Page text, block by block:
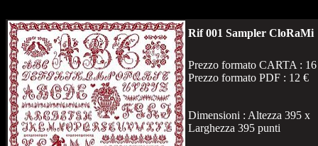
Rif 001 Sampler CloRaMi
Prezzo formato CARTA :
Prezzo formato PDF : 12 €
Dimensioni : Altezza 395 x
Larghezza 395 punti